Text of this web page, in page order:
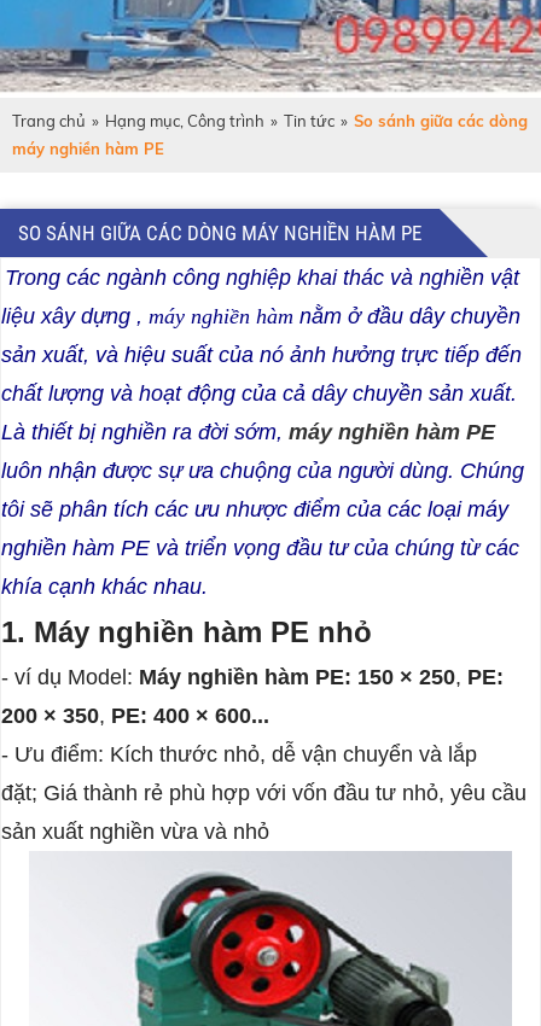
Trang chủ » Hạng mục, Công trình » Tin tức » So sánh giữa các dòng
máy nghiền hàm PE
SO SÁNH GIỮA CÁC DÒNG MÁY NGHIỀN HÀM PE
Trong các ngành công nghiệp khai thác và nghiền vật
liệu xây dựng , máy nghiền hàm nằm ở đầu dây chuyền
sản xuất, và hiệu suất của nó ảnh hưởng trực tiếp đến
chất lượng và hoạt động của cả dây chuyền sản xuất.
Là thiết bị nghiền ra đời sớm, máy nghiền hàm PE
luôn nhận được sự ưa chuộng của người dùng. Chúng
tôi sẽ phân tích các ưu nhược điểm của các loại máy
nghiền hàm PE và triển vọng đầu tư của chúng từ các
khía cạnh khác nhau.
1. Máy nghiền hàm PE nhỏ
- ví dụ Model: Máy nghiền hàm PE: 150 × 250, PE:
200 × 350, PE: 400 × 600...
- Ưu điểm: Kích thước nhỏ, dễ vận chuyển và lắp
đặt; Giá thành rẻ phù hợp với vốn đầu tư nhỏ, yêu cầu
sản xuất nghiền vừa và nhỏ